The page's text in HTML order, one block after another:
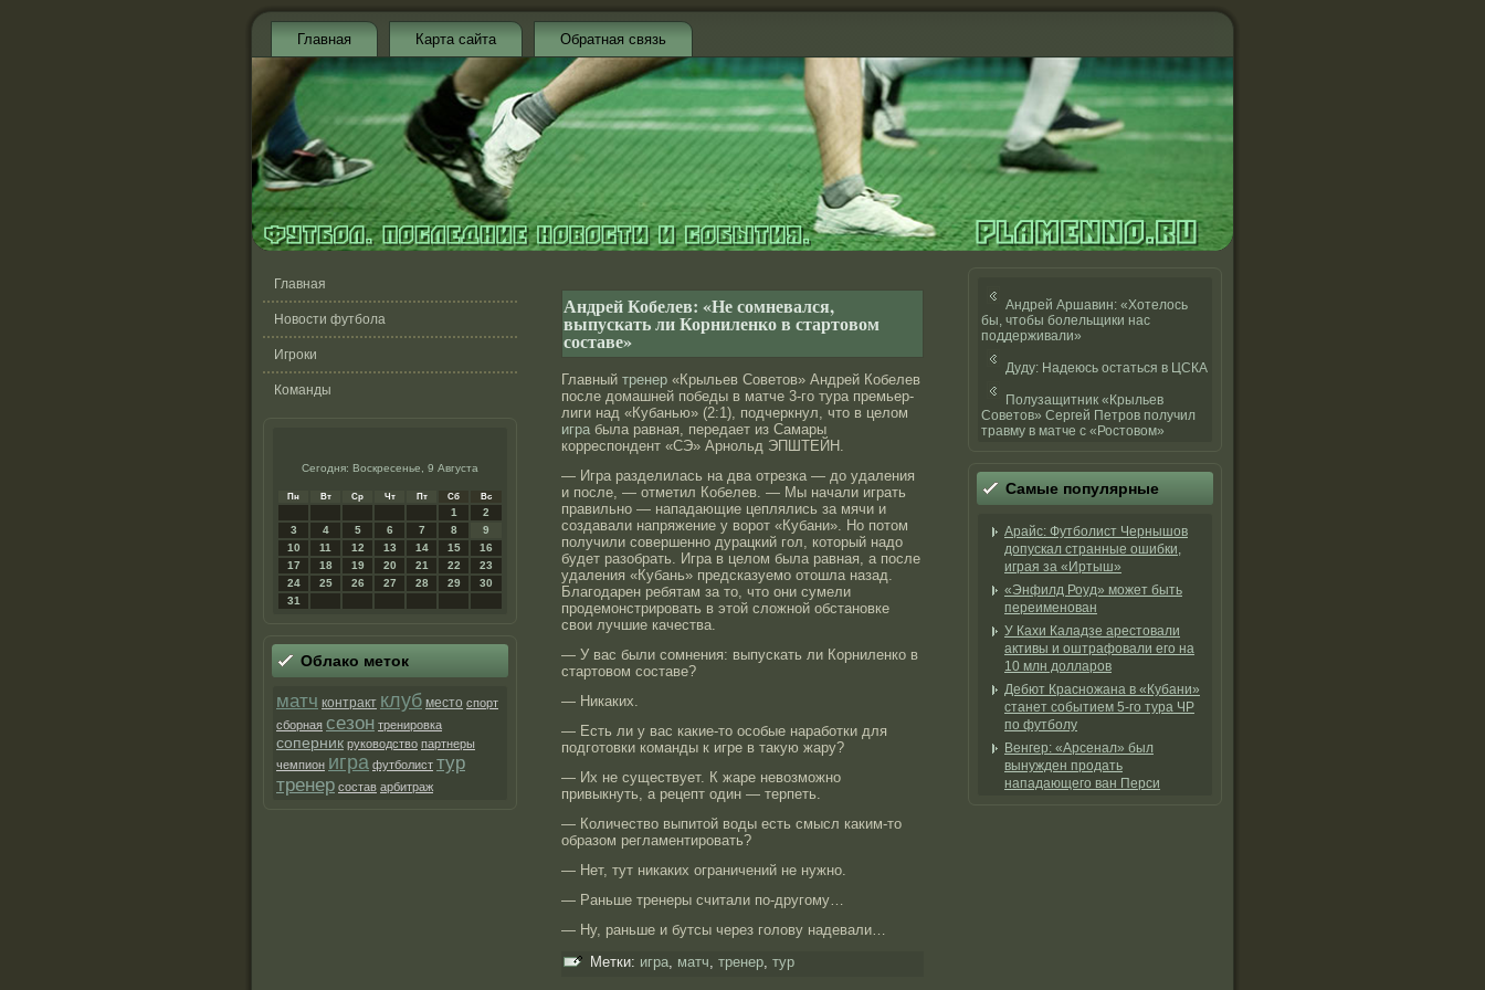
Главная Карта сайта Обратная связь
Главная
Новости футбола
Игроки
Команды
Сегодня: Воскресенье, 9 Августа
Пн Вт Ср Чт Пт Сб Вс
1
2
3
4 5 6 7 8
9
10
11 12 13 14 15
16
17
18 19 20 21 22
23
24
25 26 27 28 29
30
31
Облако метοк
матч контракт клуб место спорт
сборная сезон тренировка
соперник руководство партнеры
чемпион игра футболист тур
тренер состав арбитраж
Андрей Кобелев: «Не сомневался,
выпускать ли Корниленко в стартовом
составе»
Главный тренер «Крыльев Советов» Андрей Кобелев
после домашней победы в матче 3-го тура премьер-
лиги над «Кубанью» (2:1), подчеркнул, что в целом
игра была равная, передает из Самары
корреспондент «СЭ» Арнольд ЭПШТЕЙН.
— Игра разделилась на два отрезка — до удаления
и после, — отметил Кобелев. — Мы начали играть
правильно — нападающие цеплялись за мячи и
создавали напряжение у ворот «Кубани». Но потом
получили совершенно дурацкий гол, который надо
будет разобрать. Игра в целом была равная, а после
удаления «Кубань» предсказуемо отошла назад.
Благодарен ребятам за то, что они сумели
продемонстрировать в этой сложной обстановке
свои лучшие качества.
— У вас были сомнения: выпускать ли Корниленко в
стартовом составе?
— Никаких.
— Есть ли у вас какие-то особые наработки для
подготовки команды к игре в такую жару?
— Их не существует. К жаре невозможно
привыкнуть, а рецепт один — терпеть.
— Количество выпитой воды есть смысл каким-то
образом регламентировать?
— Нет, тут никаких ограничений не нужно.
— Раньше тренеры считали по-другому…
— Ну, раньше и бутсы через голову надевали…
Метки: игра, матч, тренер, тур
Андрей Аршавин: «Хотелось
бы, чтобы болельщики нас
поддерживали»
Дуду: Надеюсь остаться в ЦСКА
Полузащитник «Крыльев
Советов» Сергей Петров получил
травму в матче с «Ростовом»
Самые популярные
Арайс: Футболист Чернышов
допускал странные ошибки,
играя за «Иртыш»
«Энфилд Роуд» может быть
переименован
У Кахи Каладзе арестовали
активы и оштрафовали его на
10 млн долларов
Дебют Красножана в «Кубани»
станет событием 5-го тура ЧР
по футболу
Венгер: «Арсенал» был
вынужден продать
нападающего ван Перси